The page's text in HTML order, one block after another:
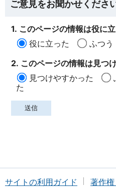
ご意見をお聞かせください
1. このページの情報は役に
役に立った
ふつう
2. このページの情報は見つ
見つけやすかった
た
サイトの利用ガイド 著作